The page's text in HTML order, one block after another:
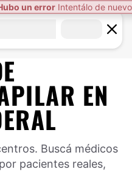
EN
Buscá médicos
pacientes reales,